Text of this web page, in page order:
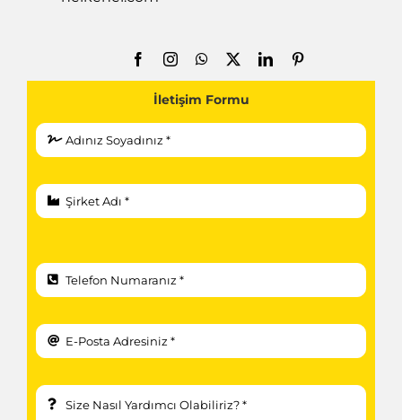
İletişim Formu